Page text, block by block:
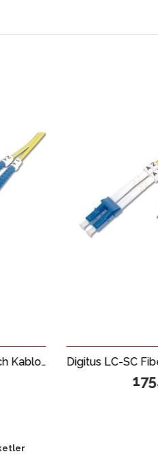
Digitus LC-SC Fiber Optik Patch Kablo, 2 metre, Singlemode, Duplex, 09/125
175,48